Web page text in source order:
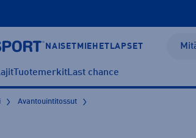
NAISET MIEHET LAPSET
TuotemerkitLast chance
Avantouintitossut